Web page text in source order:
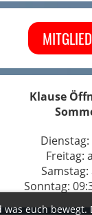
euch
Klause
Freitag:
Sonntag: